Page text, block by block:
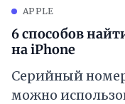
APPLE
6 способов
на iPhone
Серийный
можно